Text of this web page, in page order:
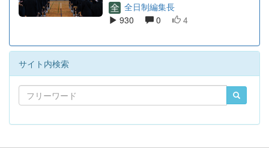
全日制編集長
930
0 4
サイト内検索